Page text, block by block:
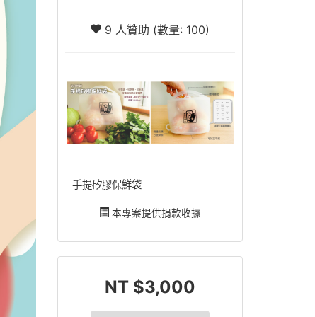
9 人贊助 (數量: 100)
手提矽膠保鮮袋
本專案提供捐款收據
NT $3,000